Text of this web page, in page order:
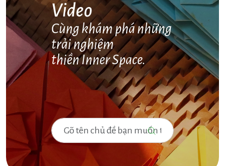
Video
Cùng khám phá những
trải nghiệm
thiền Inner Space.
Tìm
kiếm